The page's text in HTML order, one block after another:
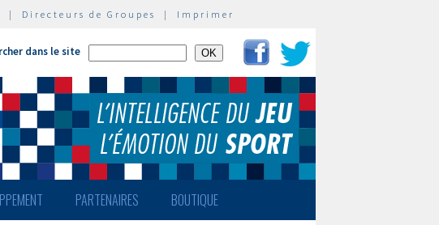
| Directeurs de Groupes | Imprimer
dans le site
PARTENAIRES BOUTIQUE